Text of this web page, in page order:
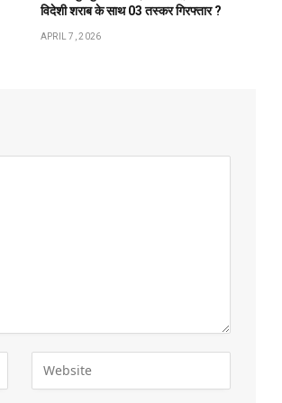
विदेशी शराब के साथ 03 तस्कर गिरफ्तार ?
APRIL 7, 2026